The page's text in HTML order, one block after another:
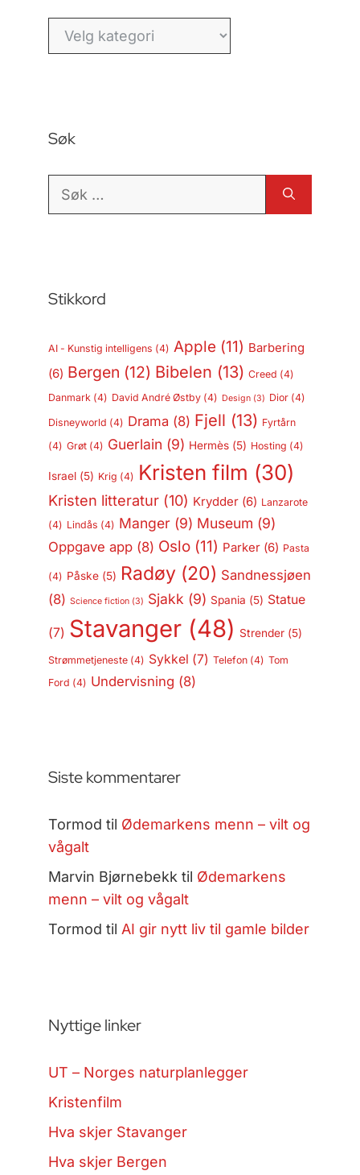
Kategorier
Søk
Søk
Stikkord
AI - Kunstig intelligens (4) Apple (11) Barbering
(6) Bergen (12) Bibelen (13) Creed (4)
Danmark(4) David André Østby(4) Design(3) Dior(4)
Disneyworld (4) Drama (8) Fjell (13) Fyrtårn
(4) Grøt(4) Guerlain (9) Hermès(5) Hosting (4)
Israel(5) Krig (4) Kristen film (30)
Kristen litteratur(10) Krydder(6) Lanzarote
(4) Lindås (4) Manger(9) Museum (9)
Oppgave app(8) Oslo(11) Parker(6) Pasta
(4) Påske(5) Radøy(20) Sandnessjøen
(8) Science fiction(3) Sjakk (9) Spania (5) Statue
(7) Stavanger(48) Strender(5)
Strømmetjeneste(4) Sykkel (7) Telefon(4) Tom
Ford (4) Undervisning (8)
Siste kommentarer
Tormod til Ødemarkens menn – vilt og
vågalt
Marvin Bjørnebekk til Ødemarkens
menn – vilt og vågalt
Tormod til AI gir nytt liv til gamle bilder
Nyttige linker
UT – Norges naturplanlegger
Kristenfilm
Hva skjer Stavanger
Hva skjer Bergen